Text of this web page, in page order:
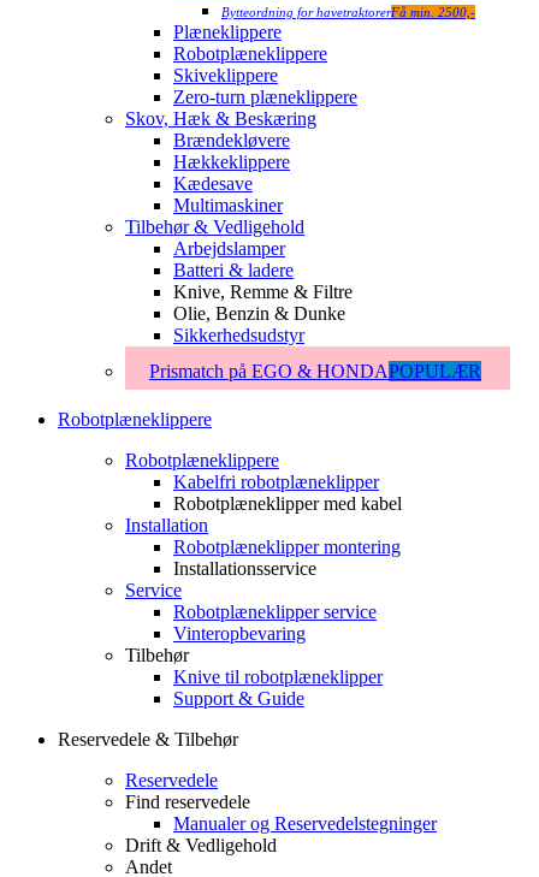
Bytteordning for havetraktorerFå min. 2500,-
Plæneklippere
Robotplæneklippere
Skiveklippere
Zero-turn plæneklippere
Skov, Hæk & Beskæring
Brændekløvere
Hækkeklippere
Kædesave
Multimaskiner
Tilbehør & Vedligehold
Arbejdslamper
Batteri & ladere
Knive, Remme & Filtre
Olie, Benzin & Dunke
Sikkerhedsudstyr
Prismatch på EGO & HONDAPOPULÆR
Robotplæneklippere
Robotplæneklippere
Kabelfri robotplæneklipper
Robotplæneklipper med kabel
Installation
Robotplæneklipper montering
Installationsservice
Service
Robotplæneklipper service
Vinteropbevaring
Tilbehør
Knive til robotplæneklipper
Support & Guide
Reservedele & Tilbehør
Reservedele
Find reservedele
Manualer og Reservedelstegninger
Drift & Vedligehold
Andet